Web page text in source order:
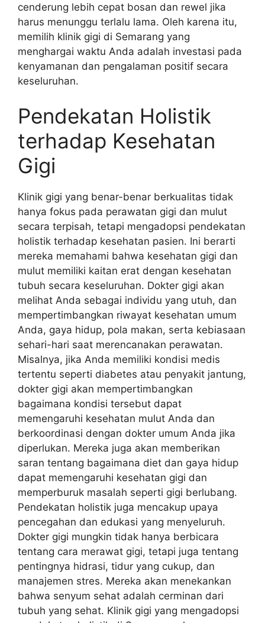
cenderung lebih cepat bosan dan rewel jika
harus menunggu terlalu lama. Oleh karena itu,
memilih klinik gigi di Semarang yang
menghargai waktu Anda adalah investasi pada
kenyamanan dan pengalaman positif secara
keseluruhan.
Pendekatan Holistik
terhadap Kesehatan
Gigi
Klinik gigi yang benar-benar berkualitas tidak
hanya fokus pada perawatan gigi dan mulut
secara terpisah, tetapi mengadopsi pendekatan
holistik terhadap kesehatan pasien. Ini berarti
mereka memahami bahwa kesehatan gigi dan
mulut memiliki kaitan erat dengan kesehatan
tubuh secara keseluruhan. Dokter gigi akan
melihat Anda sebagai individu yang utuh, dan
mempertimbangkan riwayat kesehatan umum
Anda, gaya hidup, pola makan, serta kebiasaan
sehari-hari saat merencanakan perawatan.
Misalnya, jika Anda memiliki kondisi medis
tertentu seperti diabetes atau penyakit jantung,
dokter gigi akan mempertimbangkan
bagaimana kondisi tersebut dapat
memengaruhi kesehatan mulut Anda dan
berkoordinasi dengan dokter umum Anda jika
diperlukan. Mereka juga akan memberikan
saran tentang bagaimana diet dan gaya hidup
dapat memengaruhi kesehatan gigi dan
memperburuk masalah seperti gigi berlubang.
Pendekatan holistik juga mencakup upaya
pencegahan dan edukasi yang menyeluruh.
Dokter gigi mungkin tidak hanya berbicara
tentang cara merawat gigi, tetapi juga tentang
pentingnya hidrasi, tidur yang cukup, dan
manajemen stres. Mereka akan menekankan
bahwa senyum sehat adalah cerminan dari
tubuh yang sehat. Klinik gigi yang mengadopsi